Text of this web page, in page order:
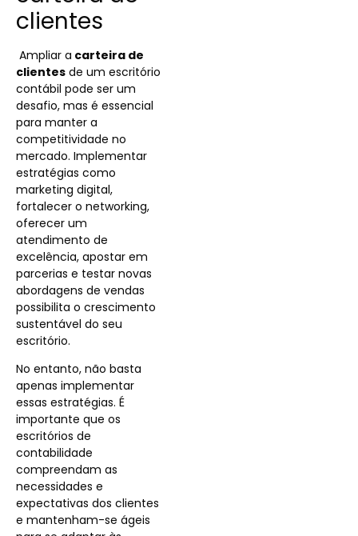
clientes
Ampliar a carteira de
clientes de um escritório
contábil pode ser um
desafio, mas é essencial
para manter a
competitividade no
mercado. Implementar
estratégias como
marketing digital,
fortalecer o networking,
oferecer um
atendimento de
excelência, apostar em
parcerias e testar novas
abordagens de vendas
possibilita o crescimento
sustentável do seu
escritório.
No entanto, não basta
apenas implementar
essas estratégias. É
importante que os
escritórios de
contabilidade
compreendam as
necessidades e
expectativas dos clientes
e mantenham-se ágeis